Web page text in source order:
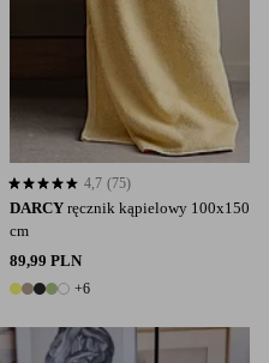
DARCY ręcznik kąpielowy 100x150
cm
89,99 PLN
11 kolory
+6
4,7 opierając się na 75 ocenach
4,7 (75)